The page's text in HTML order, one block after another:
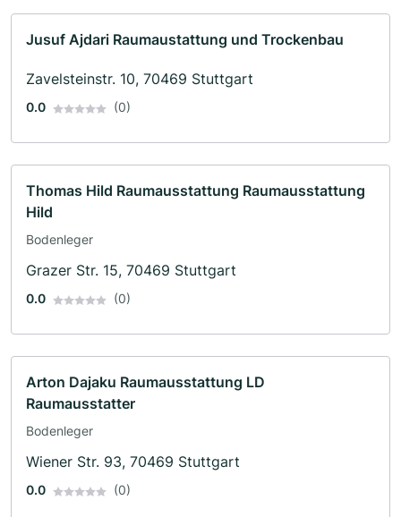
Jusuf Ajdari Raumaustattung und Trockenbau
Zavelsteinstr. 10, 70469 Stuttgart
0.0 (0)
Thomas Hild Raumausstattung Raumausstattung
Hild
Bodenleger
Grazer Str. 15, 70469 Stuttgart
0.0 (0)
Arton Dajaku Raumausstattung LD
Raumausstatter
Bodenleger
Wiener Str. 93, 70469 Stuttgart
0.0 (0)